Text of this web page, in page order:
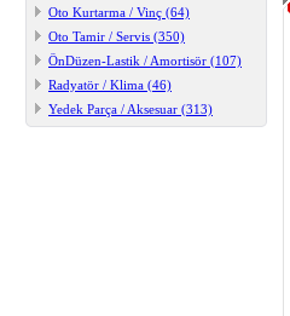
Oto Kurtarma / Vinç (64)
Oto Tamir / Servis (350)
ÖnDüzen-Lastik / Amortisör (107)
Radyatör / Klima (46)
Yedek Parça / Aksesuar (313)